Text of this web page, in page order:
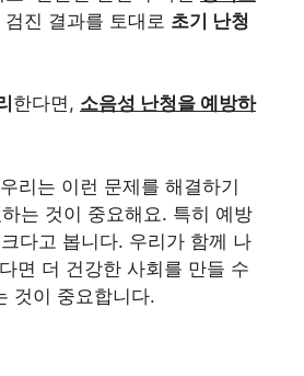
진 결과를 토대로 초기 난청
한다면, 소음성 난청을 예방하
리는 이런 문제를 해결하기
하는 것이 중요해요. 특히 예방
다고 봅니다. 우리가 함께 나
면 더 건강한 사회를 만들 수
것이 중요합니다.